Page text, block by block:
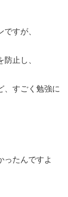
すが、
止し、
、すごく勉強に
ったんですよ